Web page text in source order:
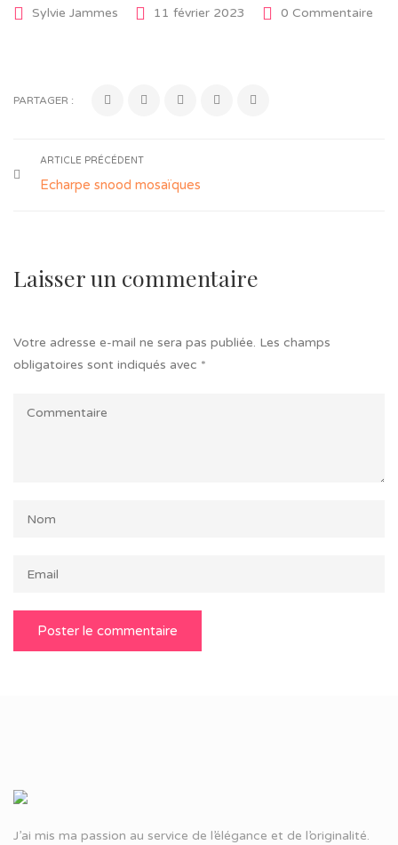
Sylvie Jammes 11 février 2023 0 Commentaire
PARTAGER :
ARTICLE PRÉCÉDENT
Echarpe snood mosaïques
Laisser un commentaire
Votre adresse e-mail ne sera pas publiée. Les champs
obligatoires sont indiqués avec *
J’ai mis ma passion au service de l’élégance et de l’originalité.